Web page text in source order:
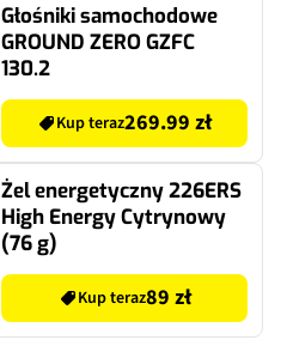
Głośniki samochodowe
GROUND ZERO GZFC
130.2
Kup teraz269.99 zł
Żel energetyczny 226ERS
High Energy Cytrynowy
(76 g)
Kup teraz89 zł